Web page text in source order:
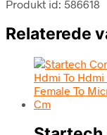
Produkt id: 586618
Relaterede